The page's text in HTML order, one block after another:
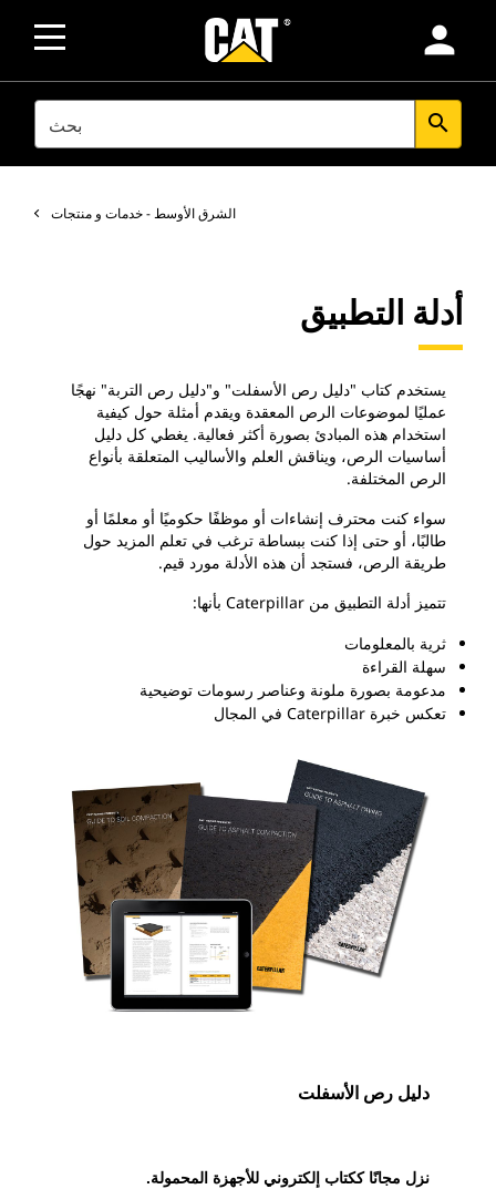
person
SEARCH search
الشرق الأوسط - خدمات و منتجات
أدلة التطبيق
يستخدم كتاب "دليل رص الأسفلت" و"دليل رص التربة" نهجًا
عمليًا لموضوعات الرص المعقدة ويقدم أمثلة حول كيفية
استخدام هذه المبادئ بصورة أكثر فعالية. يغطي كل دليل
أساسيات الرص، ويناقش العلم والأساليب المتعلقة بأنواع
الرص المختلفة.
سواء كنت محترف إنشاءات أو موظفًا حكوميًا أو معلمًا أو
طالبًا، أو حتى إذا كنت ببساطة ترغب في تعلم المزيد حول
طريقة الرص، فستجد أن هذه الأدلة مورد قيم.
تتميز أدلة التطبيق من Caterpillar بأنها:
ثرية بالمعلومات
سهلة القراءة
مدعومة بصورة ملونة وعناصر رسومات توضيحية
تعكس خبرة Caterpillar في المجال
دليل رص الأسفلت
نزل مجانًا ككتاب إلكتروني للأجهزة المحمولة.